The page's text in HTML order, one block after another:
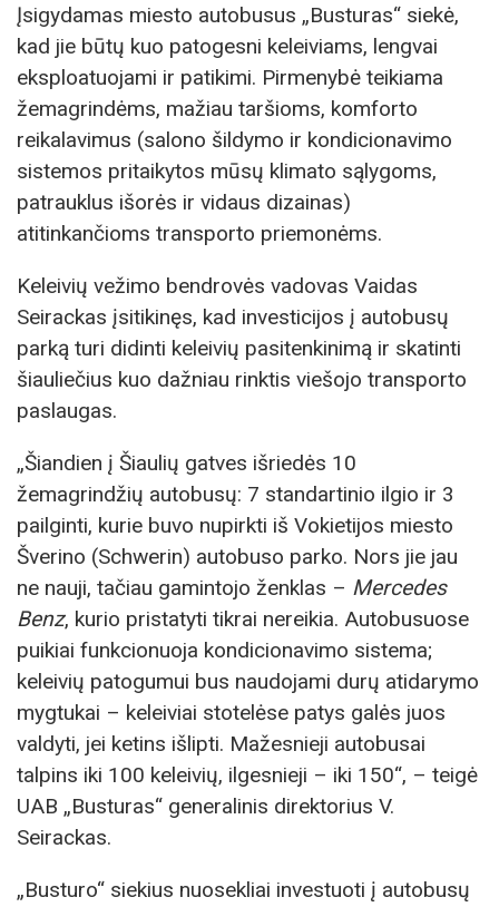
Įsigydamas miesto autobusus „Busturas“ siekė,
kad jie būtų kuo patogesni keleiviams, lengvai
eksploatuojami ir patikimi. Pirmenybė teikiama
žemagrindėms, mažiau taršioms, komforto
reikalavimus (salono šildymo ir kondicionavimo
sistemos pritaikytos mūsų klimato sąlygoms,
patrauklus išorės ir vidaus dizainas)
atitinkančioms transporto priemonėms.
Keleivių vežimo bendrovės vadovas Vaidas
Seirackas įsitikinęs, kad investicijos į autobusų
parką turi didinti keleivių pasitenkinimą ir skatinti
šiauliečius kuo dažniau rinktis viešojo transporto
paslaugas.
„Šiandien į Šiaulių gatves išriedės 10
žemagrindžių autobusų: 7 standartinio ilgio ir 3
pailginti, kurie buvo nupirkti iš Vokietijos miesto
Šverino (Schwerin) autobuso parko. Nors jie jau
ne nauji, tačiau gamintojo ženklas – Mercedes
Benz, kurio pristatyti tikrai nereikia. Autobusuose
puikiai funkcionuoja kondicionavimo sistema;
keleivių patogumui bus naudojami durų atidarymo
mygtukai – keleiviai stotelėse patys galės juos
valdyti, jei ketins išlipti. Mažesnieji autobusai
talpins iki 100 keleivių, ilgesnieji – iki 150“, – teigė
UAB „Busturas“ generalinis direktorius V.
Seirackas.
„Busturo“ siekius nuosekliai investuoti į autobusų